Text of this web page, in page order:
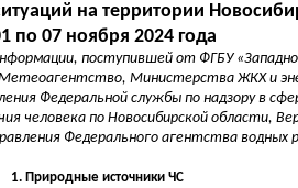
на территории
по 07 ноября 2024 года
поступившей от ФГБУ
Метеоагентство, Министерства ЖКХ и
Федеральной службы по надзору в
человека по Новосибирской области,
Федерального агентства водных
1. Природные источники ЧС